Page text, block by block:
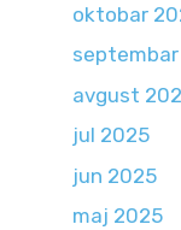
oktobar
avgust
jul 2025
jun 2025
maj 2025